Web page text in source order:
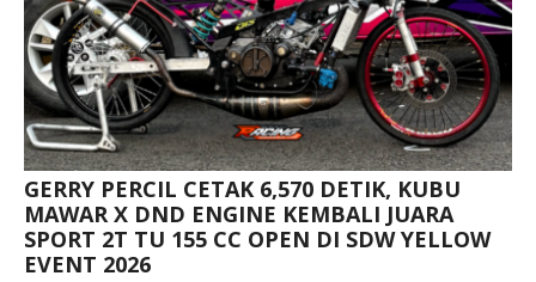
GERRY PERCIL CETAK 6,570 DETIK, KUBU
MAWAR X DND ENGINE KEMBALI JUARA
SPORT 2T TU 155 CC OPEN DI SDW YELLOW
EVENT 2026